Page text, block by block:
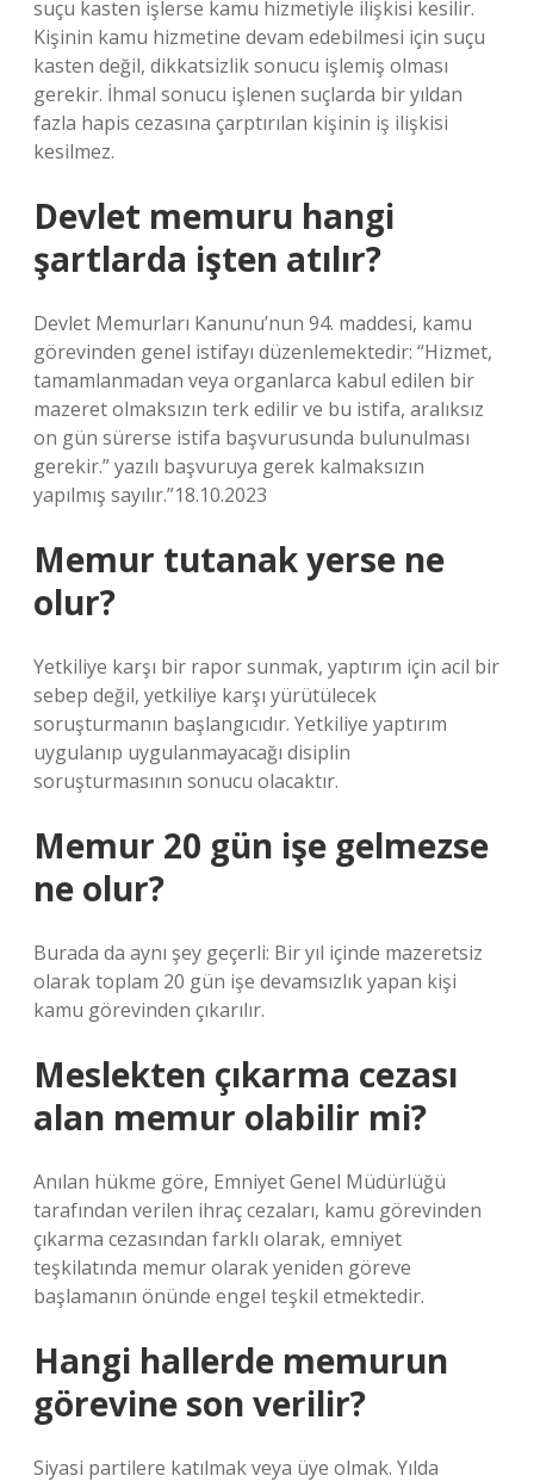
suçu kasten işlerse kamu hizmetiyle ilişkisi kesilir.
Kişinin kamu hizmetine devam edebilmesi için suçu
kasten değil, dikkatsizlik sonucu işlemiş olması
gerekir. İhmal sonucu işlenen suçlarda bir yıldan
fazla hapis cezasına çarptırılan kişinin iş ilişkisi
kesilmez.
Devlet memuru hangi
şartlarda işten atılır?
Devlet Memurları Kanunu’nun 94. maddesi, kamu
görevinden genel istifayı düzenlemektedir: “Hizmet,
tamamlanmadan veya organlarca kabul edilen bir
mazeret olmaksızın terk edilir ve bu istifa, aralıksız
on gün sürerse istifa başvurusunda bulunulması
gerekir.” yazılı başvuruya gerek kalmaksızın
yapılmış sayılır.”18.10.2023
Memur tutanak yerse ne
olur?
Yetkiliye karşı bir rapor sunmak, yaptırım için acil bir
sebep değil, yetkiliye karşı yürütülecek
soruşturmanın başlangıcıdır. Yetkiliye yaptırım
uygulanıp uygulanmayacağı disiplin
soruşturmasının sonucu olacaktır.
Memur 20 gün işe gelmezse
ne olur?
Burada da aynı şey geçerli: Bir yıl içinde mazeretsiz
olarak toplam 20 gün işe devamsızlık yapan kişi
kamu görevinden çıkarılır.
Meslekten çıkarma cezası
alan memur olabilir mi?
Anılan hükme göre, Emniyet Genel Müdürlüğü
tarafından verilen ihraç cezaları, kamu görevinden
çıkarma cezasından farklı olarak, emniyet
teşkilatında memur olarak yeniden göreve
başlamanın önünde engel teşkil etmektedir.
Hangi hallerde memurun
görevine son verilir?
Siyasi partilere katılmak veya üye olmak. Yılda